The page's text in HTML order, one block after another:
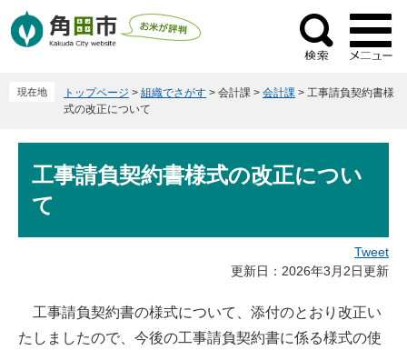
ー
ニ
検
索
現在地 トップページ > 組織でさがす > 会計課 > 会計課 > 工事請負契約書様
式の改正について
工事請負契約書様式の改正につい
て
Tweet
更新日：2026年3月2日更新
工事請負契約書の様式について、添付のとおり改正い
たしましたので、今後の工事請負契約書に係る様式の使